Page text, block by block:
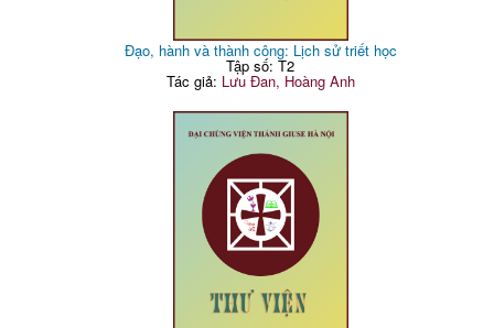
Đạo, hành và thành công: Lịch sử triết học
Tập số: T2
Tác giả: Lưu Đan, Hoàng Anh